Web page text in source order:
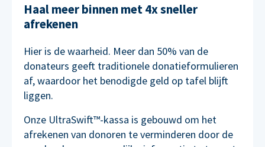
Haal meer binnen met 4x sneller
afrekenen
Hier is de waarheid. Meer dan 50% van de
donateurs geeft traditionele donatieformulieren
af, waardoor het benodigde geld op tafel blijft
liggen.
Onze UltraSwift™-kassa is gebouwd om het
afrekenen van donoren te verminderen door de